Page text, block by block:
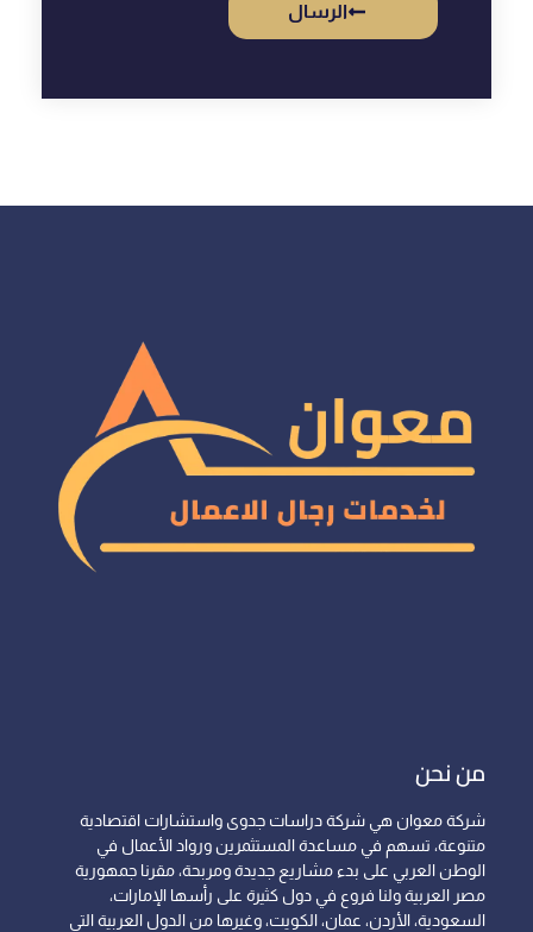
الرسال
من نحن
شركة معوان هي شركة دراسات جدوى واستشارات اقتصادية
متنوعة، تسهم في مساعدة المستثمرين ورواد الأعمال في
الوطن العربي على بدء مشاريع جديدة ومربحة، مقرنا جمهورية
مصر العربية ولنا فروع في دول كثيرة على رأسها الإمارات،
السعودية، الأردن، عمان، الكويت، وغيرها من الدول العربية التي